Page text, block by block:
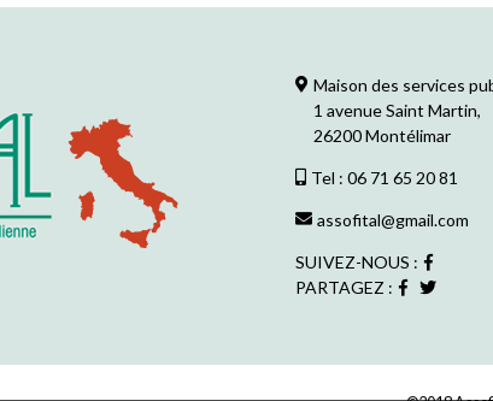
Maison des services
1 avenue Saint Martin,
26200 Montélimar
Tel : 06 71 65 20 81
assofital@gmail.com
SUIVEZ-NOUS :
PARTAGEZ :